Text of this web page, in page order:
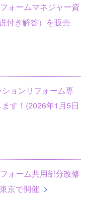
ォームマネジャー資
付き解答）を販売
ョンリフォーム専
す！(2026年1月5日
ォーム共用部分改修
京で開催